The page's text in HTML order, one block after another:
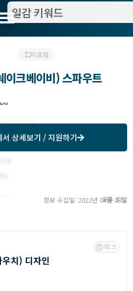
리포팅
이크베이비) 스파우트
서 상세보기 / 지원하기
정보 수집일: 2022년 04월 08일
오후 3:32
체크
치) 디자인